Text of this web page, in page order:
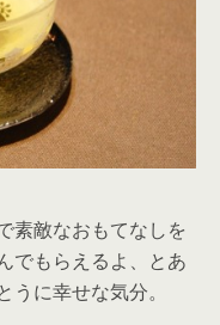
素敵なおもてなしを
でもらえるよ、とあ
に幸せな気分。